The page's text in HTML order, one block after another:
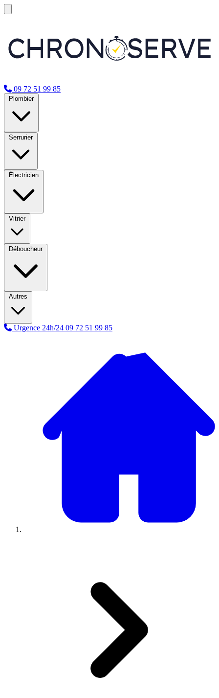
09 72 51 99 85
Plombier
Serrurier
Électricien
Vitrier
Déboucheur
Autres
Urgence 24h/24 09 72 51 99 85